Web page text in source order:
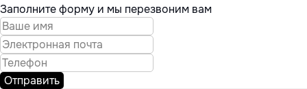
Заполните форму и мы перезвоним вам
Отправить